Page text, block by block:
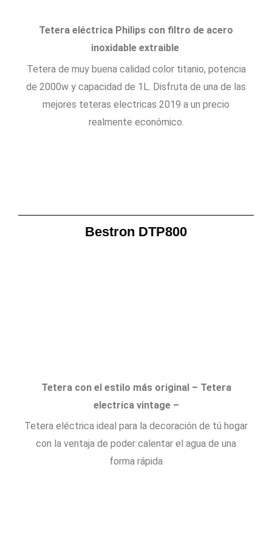
Tetera eléctrica Philips con filtro de acero
inoxidable extraible
Tetera de muy buena calidad color titanio, potencia
de 2000w y capacidad de 1L. Disfruta de una de las
mejores teteras electricas 2019 a un precio
realmente económico.
Bestron DTP800
Tetera con el estilo más original – Tetera
electrica vintage –
Tetera eléctrica ideal para la decoración de tú hogar
con la ventaja de poder calentar el agua de una
forma rápida